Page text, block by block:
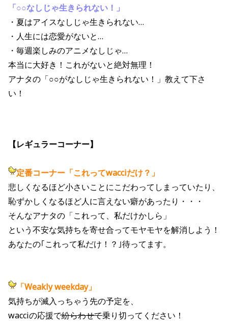
「○○なしじゃ生きられない！」
・夏はアイスなしじゃ生きられない…
・人生には恋愛がないと…
・毎週楽しみのアニメなしじゃ…
本当に大好き！これがないと絶対無理！
アナタの「○○がなしじゃ生きられない！」教えて下さ
い！
【レギュラーコーナー】
定番コーナー「これってwacciだけ？」
悲しくなるほど小さいことにこだわってしまっていたり、
恥ずかしくなるほど人に言えない癖があったり・・・
そんなアナタの「これって、私だけかしら」
という不安な気持ちを寄せ合ってモヤモヤを解消しよう！
あなたの｢これって私だけ！？｣待ってます。
「Weakly weekday」
気持ちが滅入っちゃう先の予定を、
wacciの応援で紛らわせて乗り切ってください！